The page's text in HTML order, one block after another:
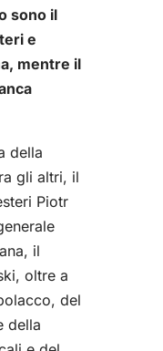
sono il
e
mentre il
della
gli altri, il
Piotr
il
oltre a
del
della